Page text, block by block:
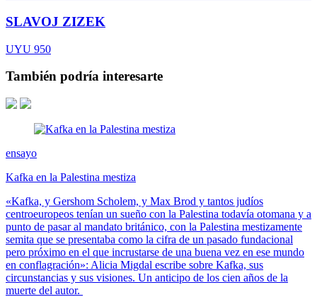
SLAVOJ ZIZEK
UYU 950
También podría interesarte
ensayo
Kafka en la Palestina mestiza
«Kafka, y Gershom Scholem, y Max Brod y tantos judíos
centroeuropeos tenían un sueño con la Palestina todavía otomana y a
punto de pasar al mandato británico, con la Palestina mestizamente
semita que se presentaba como la cifra de un pasado fundacional
pero próximo en el que incrustarse de una buena vez en ese mundo
en conflagración»: Alicia Migdal escribe sobre Kafka, sus
circunstancias y sus visiones. Un anticipo de los cien años de la
muerte del autor.